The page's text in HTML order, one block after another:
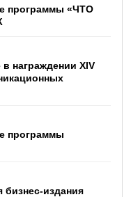
программы «ЧТО
награждении XIV
программы
издания